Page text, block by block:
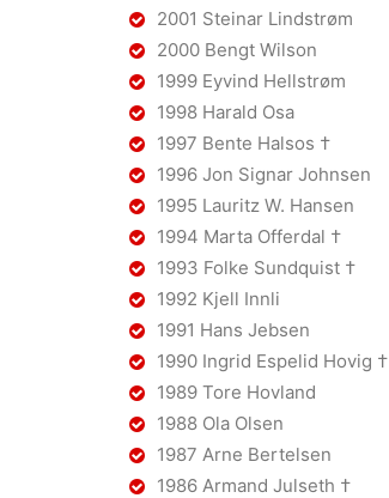
2001 Steinar Lindstrøm
2000 Bengt Wilson
1999 Eyvind Hellstrøm
1998 Harald Osa
1997 Bente Halsos †
1996 Jon Signar Johnsen
1995 Lauritz W. Hansen
1994 Marta Offerdal †
1993 Folke Sundquist †
1992 Kjell Innli
1991 Hans Jebsen
1990 Ingrid Espelid Hovig †
1989 Tore Hovland
1988 Ola Olsen
1987 Arne Bertelsen
1986 Armand Julseth †